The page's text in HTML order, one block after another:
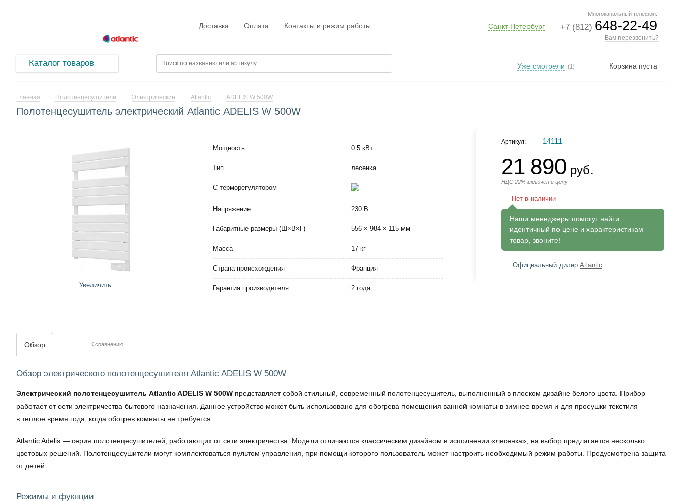
Многоканальный телефон:
+7 (812) 648-22-49
Вам перезвонить?
Санкт-Петербург
Доставка Оплата Контакты и режим работы
Каталог товаров Корзина пуста
Уже смотрели (1)
Главная Полотенцесушители Электрические Atlantic ADELIS W 500W
Полотенцесушитель электрический Atlantic ADELIS W 500W
Увеличить
Мощность 0.5 кВт
Тип лесенка
С терморегулятором
Напряжение 230 В
Габаритные размеры (Ш×В×Г) 556 × 984 × 115 мм
Масса 17 кг
Страна происхождения Франция
Гарантия производителя 2 года
Артикул: 14111
21 890 руб.
НДС 22% включен в цену
Нет в наличии
Наши менеджеры помогут найти
идентичный по цене и характеристикам
товар, звоните!
Официальный дилер Atlantic
Обзор К сравнению
Обзор электрического полотенцесушителя Atlantic ADELIS W 500W
Электрический полотенцесушитель Atlantic ADELIS W 500W представляет собой стильный, современный полотенцесушитель, выполненный в плоском дизайне белого цвета. Прибор
работает от сети электричества бытового назначения. Данное устройство может быть использовано для обогрева помещения ванной комнаты в зимнее время и для просушки текстиля
в теплое время года, когда обогрев комнаты не требуется.
Atlantic Adelis — серия полотенцесушителей, работающих от сети электричества. Модели отличаются классическим дизайном в исполнении «лесенка», на выбор предлагается несколько
цветовых решений. Полотенцесушители могут комплектоваться пультом управления, при помощи которого пользователь может настроить необходимый режим работы. Предусмотрена защита
от детей.
Режимы и фукнции